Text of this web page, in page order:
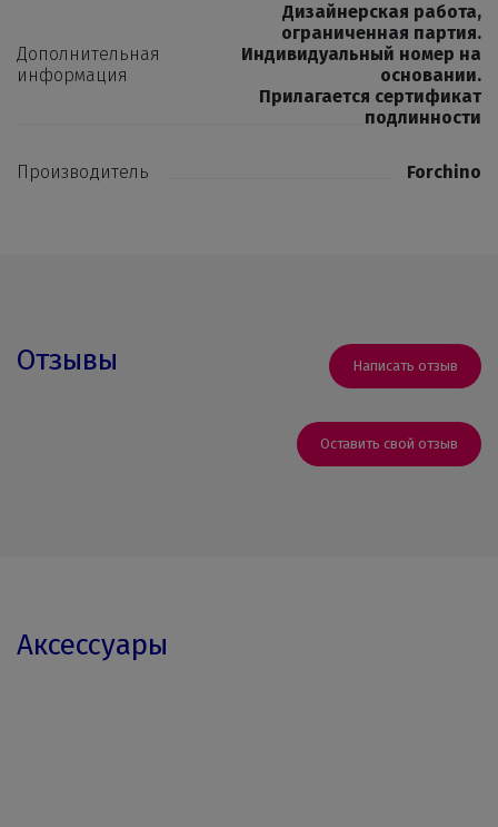
Дополнительная
информация
Дизайнерская работа,
ограниченная партия.
Индивидуальный номер на
основании.
Прилагается сертификат
подлинности
Производитель Forchino
Отзывы Написать отзыв
Оставить свой отзыв
Аксессуары